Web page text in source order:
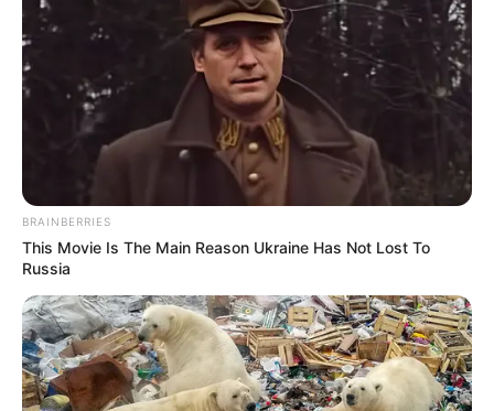
BRAINBERRIES
This Movie Is The Main Reason Ukraine Has Not Lost To
Russia